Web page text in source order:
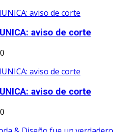
aviso de corte
0
aviso de corte
0